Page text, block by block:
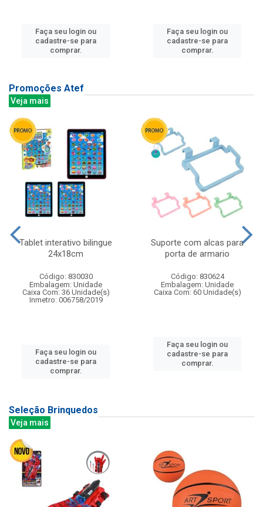
Faça seu login ou
cadastre-se para
comprar.
Faça seu login ou
cadastre-se para
comprar.
Promoções Atef
Veja mais
Tablet interativo bilingue
24x18cm
Código: 830030
Embalagem: Unidade
Caixa Com: 36 Unidade(s)
Inmetro: 006758/2019
Faça seu login ou
cadastre-se para
comprar.
Suporte com alcas para
porta de armario
Código: 830624
Embalagem: Unidade
Caixa Com: 60 Unidade(s)
Faça seu login ou
cadastre-se para
comprar.
Seleção Brinquedos
Veja mais